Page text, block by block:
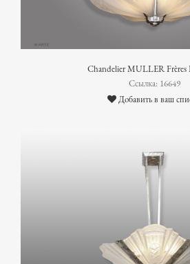
Chandelier MULLER Frères
Ссылка: 16649
Добавить в ваш